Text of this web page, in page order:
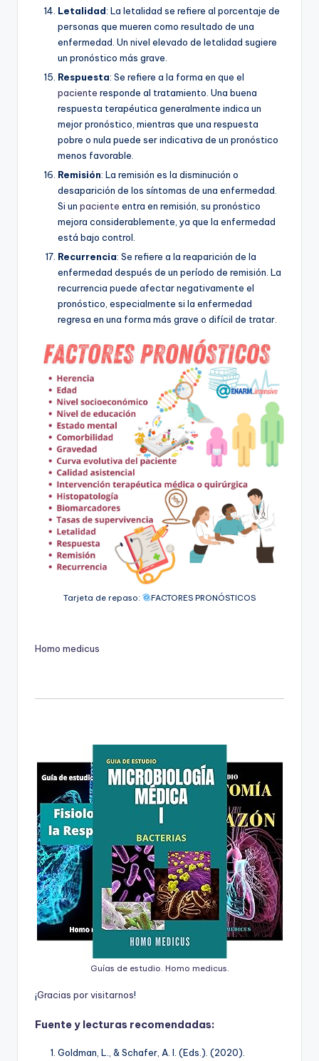
Letalidad: La letalidad se refiere al porcentaje de
personas que mueren como resultado de una
enfermedad. Un nivel elevado de letalidad sugiere
un pronóstico más grave.
Respuesta: Se refiere a la forma en que el
paciente responde al tratamiento. Una buena
respuesta terapéutica generalmente indica un
mejor pronóstico, mientras que una respuesta
pobre o nula puede ser indicativa de un pronóstico
menos favorable.
Remisión: La remisión es la disminución o
desaparición de los síntomas de una enfermedad.
Si un paciente entra en remisión, su pronóstico
mejora considerablemente, ya que la enfermedad
está bajo control.
Recurrencia: Se refiere a la reaparición de la
enfermedad después de un período de remisión. La
recurrencia puede afectar negativamente el
pronóstico, especialmente si la enfermedad
regresa en una forma más grave o difícil de tratar.
Tarjeta de repaso: FACTORES PRONÓSTICOS
Homo medicus
Guías de estudio. Homo medicus.
¡Gracias porvisitarnos!
Fuente y lecturas recomendadas:
Goldman, L., & Schafer, A. I. (Eds.). (2020).